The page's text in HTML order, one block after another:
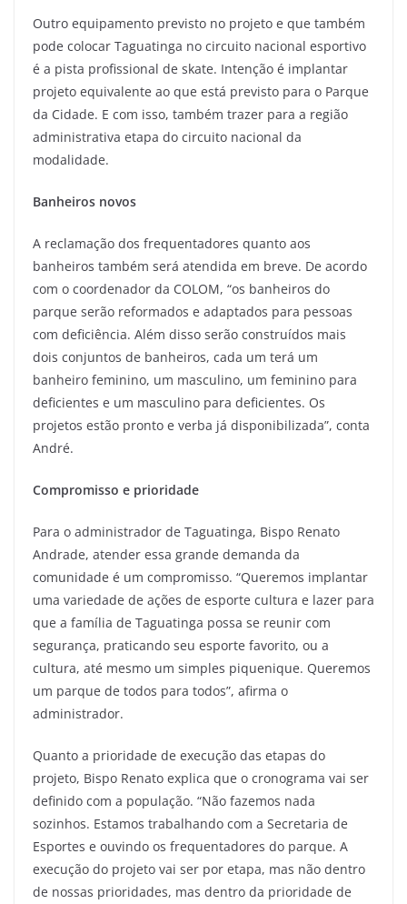
Outro equipamento previsto no projeto e que também
pode colocar Taguatinga no circuito nacional esportivo
é a pista profissional de skate. Intenção é implantar
projeto equivalente ao que está previsto para o Parque
da Cidade. E com isso, também trazer para a região
administrativa etapa do circuito nacional da
modalidade.
Banheiros novos
A reclamação dos frequentadores quanto aos
banheiros também será atendida em breve. De acordo
com o coordenador da COLOM, “os banheiros do
parque serão reformados e adaptados para pessoas
com deficiência. Além disso serão construídos mais
dois conjuntos de banheiros, cada um terá um
banheiro feminino, um masculino, um feminino para
deficientes e um masculino para deficientes. Os
projetos estão pronto e verba já disponibilizada”, conta
André.
Compromisso e prioridade
Para o administrador de Taguatinga, Bispo Renato
Andrade, atender essa grande demanda da
comunidade é um compromisso. “Queremos implantar
uma variedade de ações de esporte cultura e lazer para
que a família de Taguatinga possa se reunir com
segurança, praticando seu esporte favorito, ou a
cultura, até mesmo um simples piquenique. Queremos
um parque de todos para todos”, afirma o
administrador.
Quanto a prioridade de execução das etapas do
projeto, Bispo Renato explica que o cronograma vai ser
definido com a população. “Não fazemos nada
sozinhos. Estamos trabalhando com a Secretaria de
Esportes e ouvindo os frequentadores do parque. A
execução do projeto vai ser por etapa, mas não dentro
de nossas prioridades, mas dentro da prioridade de